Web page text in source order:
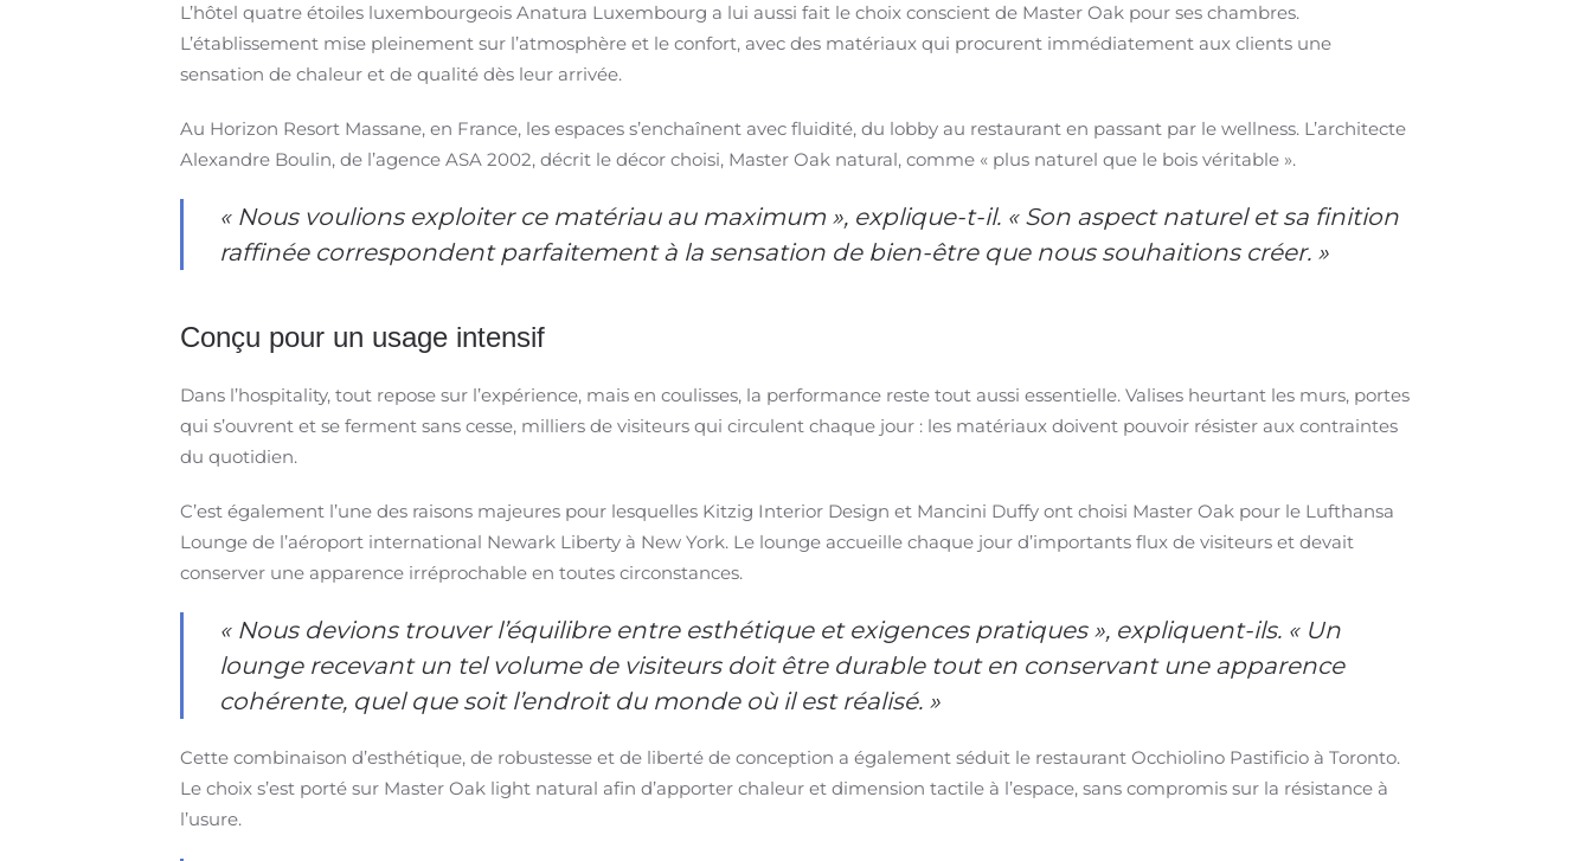
L’hôtel quatre étoiles luxembourgeois Anatura Luxembourg a lui aussi fait le choix conscient de Master Oak pour ses chambres.
L’établissement mise pleinement sur l’atmosphère et le confort, avec des matériaux qui procurent immédiatement aux clients une
sensation de chaleur et de qualité dès leur arrivée.
Au Horizon Resort Massane, en France, les espaces s’enchaînent avec fluidité, du lobby au restaurant en passant par le wellness. L’architecte
Alexandre Boulin, de l’agence ASA 2002, décrit le décor choisi, Master Oak natural, comme « plus naturel que le bois véritable ».
« Nous voulions exploiter ce matériau au maximum », explique-t-il. « Son aspect naturel et sa finition
raffinée correspondent parfaitement à la sensation de bien-être que nous souhaitions créer. »
Conçu pour un usage intensif
Dans l’hospitality, tout repose sur l’expérience, mais en coulisses, la performance reste tout aussi essentielle. Valises heurtant les murs, portes
qui s’ouvrent et se ferment sans cesse, milliers de visiteurs qui circulent chaque jour : les matériaux doivent pouvoir résister aux contraintes
du quotidien.
C’est également l’une des raisons majeures pour lesquelles Kitzig Interior Design et Mancini Duffy ont choisi Master Oak pour le Lufthansa
Lounge de l’aéroport international Newark Liberty à New York. Le lounge accueille chaque jour d’importants flux de visiteurs et devait
conserver une apparence irréprochable en toutes circonstances.
« Nous devions trouver l’équilibre entre esthétique et exigences pratiques », expliquent-ils. « Un
lounge recevant un tel volume de visiteurs doit être durable tout en conservant une apparence
cohérente, quel que soit l’endroit du monde où il est réalisé. »
Cette combinaison d’esthétique, de robustesse et de liberté de conception a également séduit le restaurant Occhiolino Pastificio à Toronto.
Le choix s’est porté sur Master Oak light natural afin d’apporter chaleur et dimension tactile à l’espace, sans compromis sur la résistance à
l’usure.